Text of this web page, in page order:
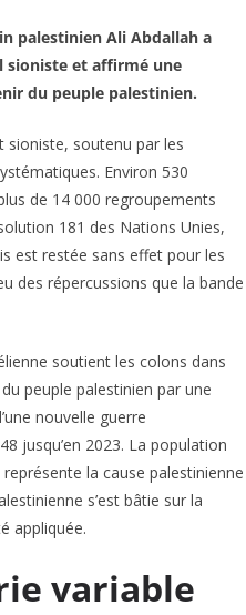
palestinien Ali Abdallah a
sioniste et affirmé une
du peuple palestinien.
sioniste, soutenu par les
Environ 530
de 14 000 regroupements
181 des Nations Unies,
est restée sans effet pour les
des répercussions que la bande
soutient les colons dans
peuple palestinien par une
nouvelle guerre
jusqu’en 2023. La population
la cause palestinienne
s’est bâtie sur la
appliquée.
variable